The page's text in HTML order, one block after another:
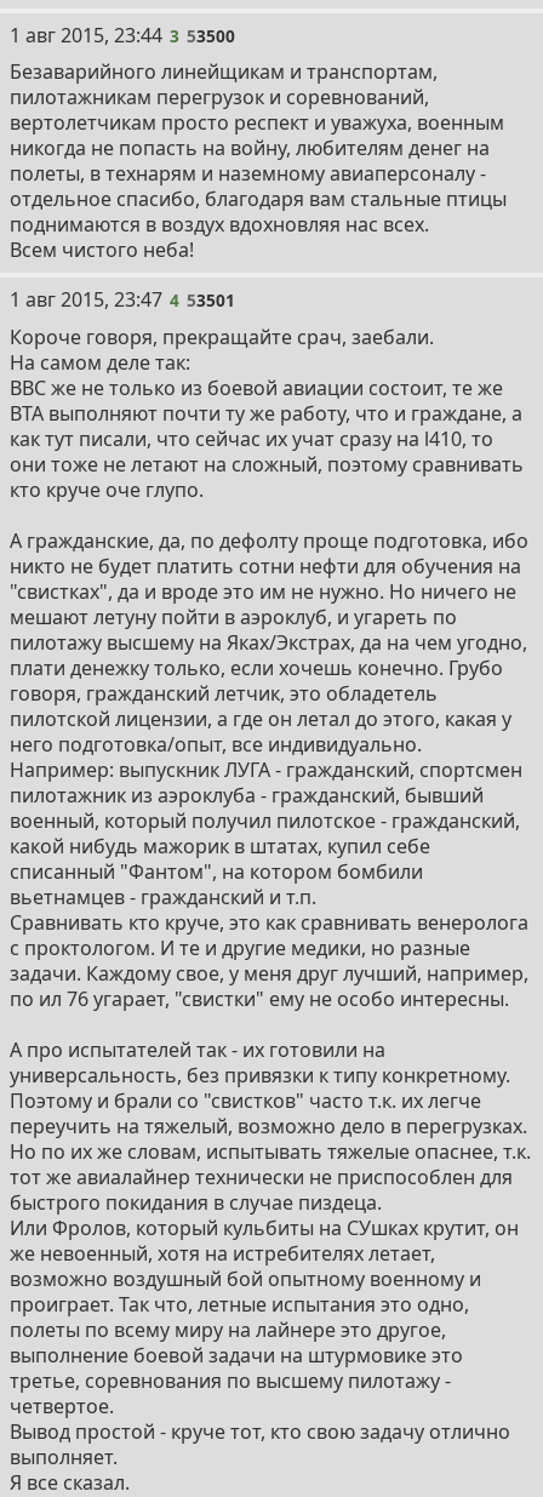
1 авг 2015, 23:44 3 53500
Безаварийного линейщикам и транспортам,
пилотажникам перегрузок и соревнований,
вертолетчикам просто респект и уважуха, военным
никогда не попасть на войну, любителям денег на
полеты, в технарям и наземному авиаперсоналу -
отдельное спасибо, благодаря вам стальные птицы
поднимаются в воздух вдохновляя нас всех.
Всем чистого неба!
1 авг 2015, 23:47 4 53501
Короче говоря, прекращайте срач, заебали.
На самом деле так:
ВВС же не только из боевой авиации состоит, те же
ВТА выполняют почти ту же работу, что и граждане, а
как тут писали, что сейчас их учат сразу на l410, то
они тоже не летают на сложный, поэтому сравнивать
кто круче оче глупо.
А гражданские, да, по дефолту проще подготовка, ибо
никто не будет платить сотни нефти для обучения на
"свистках", да и вроде это им не нужно. Но ничего не
мешают летуну пойти в аэроклуб, и угареть по
пилотажу высшему на Яках/Экстрах, да на чем угодно,
плати денежку только, если хочешь конечно. Грубо
говоря, гражданский летчик, это обладетель
пилотской лицензии, а где он летал до этого, какая у
него подготовка/опыт, все индивидуально.
Например: выпускник ЛУГА - гражданский, спортсмен
пилотажник из аэроклуба - гражданский, бывший
военный, который получил пилотское - гражданский,
какой нибудь мажорик в штатах, купил себе
списанный "Фантом", на котором бомбили
вьетнамцев - гражданский и т.п.
Сравнивать кто круче, это как сравнивать венеролога
с проктологом. И те и другие медики, но разные
задачи. Каждому свое, у меня друг лучший, например,
по ил 76 угарает, "свистки" ему не особо интересны.
А про испытателей так - их готовили на
универсальность, без привязки к типу конкретному.
Поэтому и брали со "свистков" часто т.к. их легче
переучить на тяжелый, возможно дело в перегрузках.
Но по их же словам, испытывать тяжелые опаснее, т.к.
тот же авиалайнер технически не приспособлен для
быстрого покидания в случае пиздеца.
Или Фролов, который кульбиты на СУшках крутит, он
же невоенный, хотя на истребителях летает,
возможно воздушный бой опытному военному и
проиграет. Так что, летные испытания это одно,
полеты по всему миру на лайнере это другое,
выполнение боевой задачи на штурмовике это
третье, соревнования по высшему пилотажу -
четвертое.
Вывод простой - круче тот, кто свою задачу отлично
выполняет.
Я все сказал.